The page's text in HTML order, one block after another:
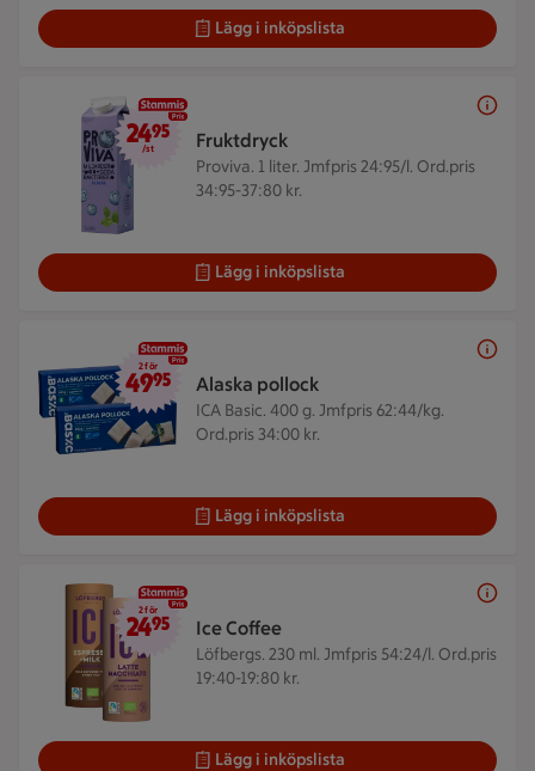
Lägg i inköpslista
Fruktdryck
Proviva. 1 liter. Jmfpris 24:95/l. Ord.pris
34:95-37:80 kr.
24,95 kr/st
2495
/st
Lägg i inköpslista
Alaska pollock
ICA Basic. 400 g. Jmfpris 62:44/kg.
Ord.pris 34:00 kr.
2 för 49,95 kr
2 för
4995
Lägg i inköpslista
Ice Coffee
Löfbergs. 230 ml. Jmfpris 54:24/l. Ord.pris
19:40-19:80 kr.
2 för 24,95 kr
2 för
2495
Lägg i inköpslista